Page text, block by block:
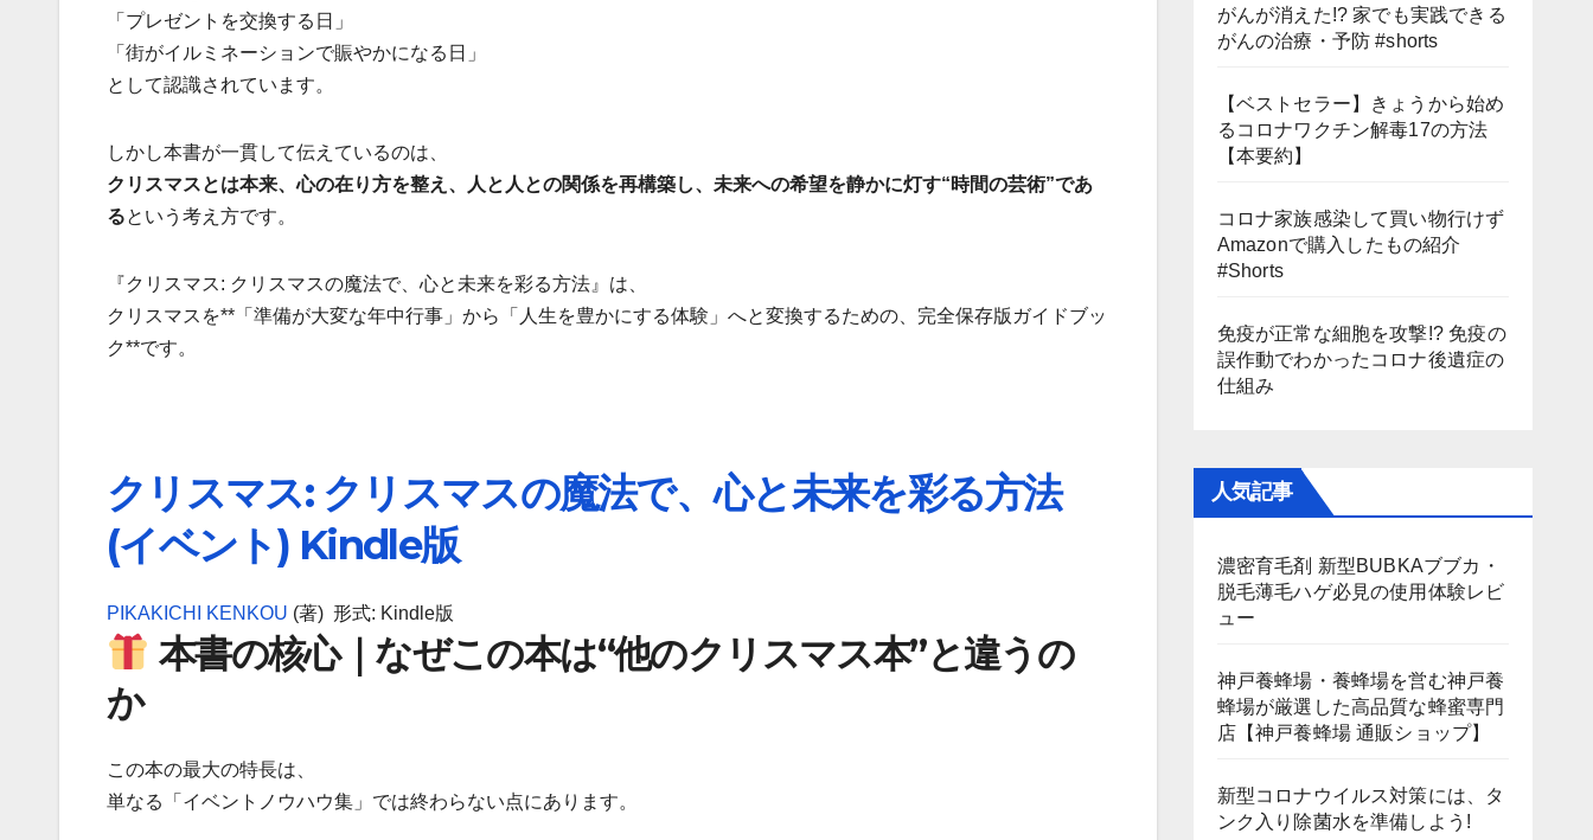
「プレゼントを交換する日」
「街がイルミネーションで賑やかになる日」
として認識されています。
しかし本書が一貫して伝えているのは、
クリスマスとは本来、心の在り方を整え、人と人との関係を再構築し、未来への希望を静かに灯す“時間の芸術”であ
るという考え方です。
『クリスマス: クリスマスの魔法で、心と未来を彩る方法』は、
クリスマスを**「準備が大変な年中行事」から「人生を豊かにする体験」へと変換するための、完全保存版ガイドブッ
ク**です。
クリスマス: クリスマスの魔法で、心と未来を彩る方法
(イベント) Kindle版
PIKAKICHI KENKOU (著) 形式: Kindle版
本書の核心｜なぜこの本は“他のクリスマス本”と違うの
か
この本の最大の特長は、
単なる「イベントノウハウ集」では終わらない点にあります。
がんが消えた!? 家でも実践できる
がんの治療・予防 #shorts
【ベストセラー】きょうから始め
るコロナワクチン解毒17の方法
【本要約】
コロナ家族感染して買い物行けず
Amazonで購入したもの紹介
#Shorts
免疫が正常な細胞を攻撃!? 免疫の
誤作動でわかったコロナ後遺症の
仕組み
人気記事
濃密育毛剤 新型BUBKAブブカ・
脱毛薄毛ハゲ必見の使用体験レビ
ュー
神戸養蜂場・養蜂場を営む神戸養
蜂場が厳選した高品質な蜂蜜専門
店【神戸養蜂場 通販ショップ】
新型コロナウイルス対策には、タ
ンク入り除菌水を準備しよう!